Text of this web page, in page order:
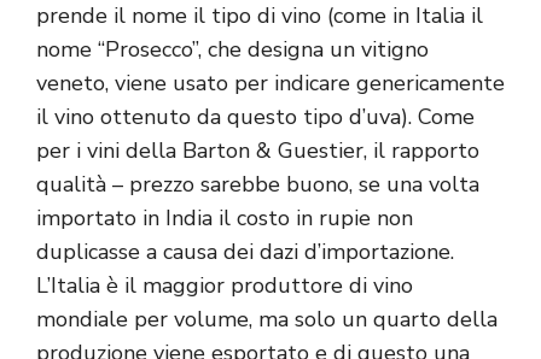
prende il nome il tipo di vino (come in Italia il
nome “Prosecco”, che designa un vitigno
veneto, viene usato per indicare genericamente
il vino ottenuto da questo tipo d’uva). Come
per i vini della Barton & Guestier, il rapporto
qualità – prezzo sarebbe buono, se una volta
importato in India il costo in rupie non
duplicasse a causa dei dazi d’importazione.
L’Italia è il maggior produttore di vino
mondiale per volume, ma solo un quarto della